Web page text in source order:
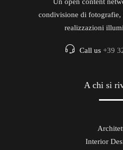
condivisione di
realizzazioni
Call us +39
A chi si
Interior